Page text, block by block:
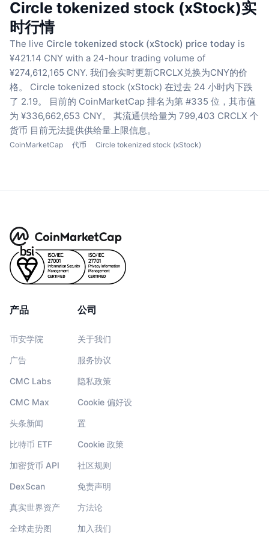
Circle tokenized stock (xStock)实
时行情
The live Circle tokenized stock (xStock) price today is
¥421.14 CNY with a 24-hour trading volume of
¥274,612,165 CNY. 我们会实时更新CRCLX兑换为CNY的价
格。
Circle tokenized stock (xStock) 在过去 24 小时内下跌
了 2.19。
目前的 CoinMarketCap 排名为第 #335 位，其市值
为 ¥336,662,653 CNY。
其流通供给量为 799,403 CRCLX 个
货币 目前无法提供供给量上限信息。
CoinMarketCap 代币 Circle tokenized stock (xStock)
产品
币安学院
广告
CMC Labs
CMC Max
头条新闻
比特币 ETF
加密货币 API
DexScan
真实世界资产
全球走势图
公司
关于我们
服务协议
隐私政策
Cookie 偏好设
置
Cookie 政策
社区规则
免责声明
方法论
加入我们